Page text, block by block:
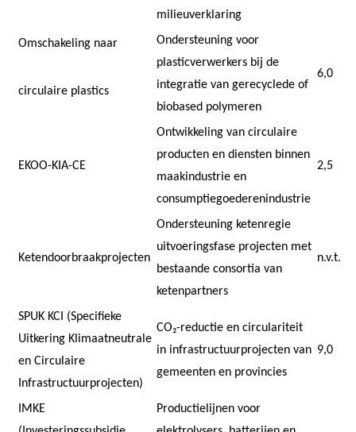
milieuverklaring
Omschakeling naar
circulaire plastics
Ondersteuning voor
plasticverwerkers bij de
integratie van gerecyclede of
biobased polymeren
6,0
EKOO-KIA-CE
Ontwikkeling van circulaire
producten en diensten binnen
maakindustrie en
consumptiegoederenindustrie
2,5
Ketendoorbraakprojecten
Ondersteuning ketenregie
uitvoeringsfase projecten met
bestaande consortia van
ketenpartners
n.v.t.
SPUK KCI (Specifieke
Uitkering Klimaatneutrale
en Circulaire
Infrastructuurprojecten)
CO₂-reductie en circulariteit
in infrastructuurprojecten van
gemeenten en provincies
9,0
IMKE
Productielijnen voor